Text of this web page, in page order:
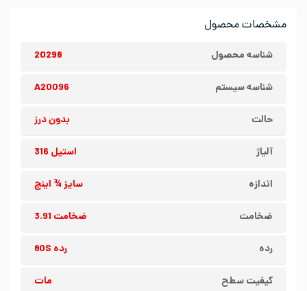
مشخصات محصول
شناسه محصول 20298
شناسه سیستم A20096
حالت بدون درز
آلیاژ استیل 316
اندازه سایز ¾ اینچ
ضخامت ضخامت 3.91
رده رده 80S
کیفیت سطح مات